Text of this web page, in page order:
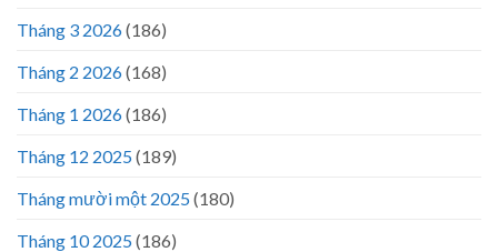
Tháng 3 2026(186)
Tháng 2 2026(168)
Tháng 1 2026(186)
Tháng 12 2025(189)
Tháng mười một 2025(180)
Tháng 10 2025(186)